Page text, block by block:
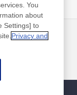
You
about
Settings] to
Privacy and